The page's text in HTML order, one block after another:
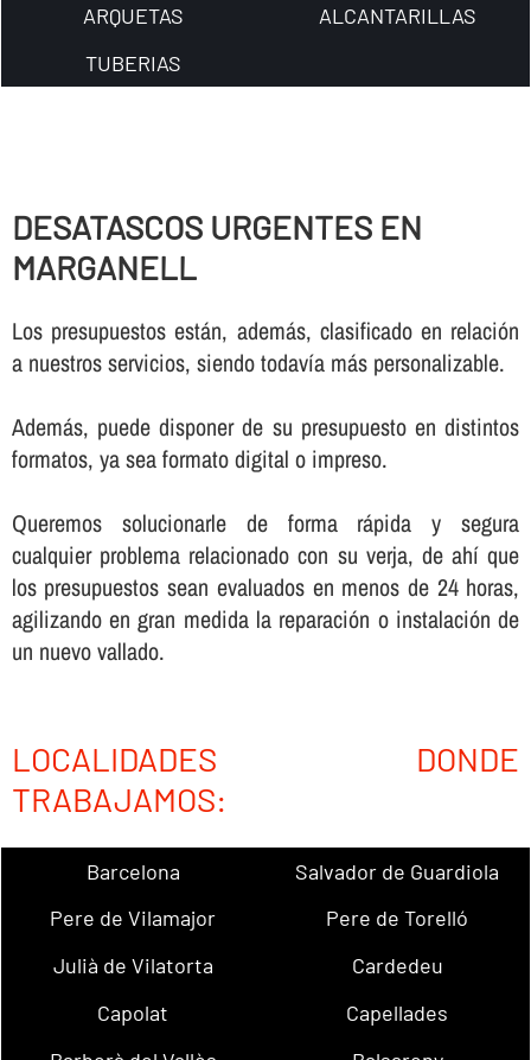
ARQUETAS
ALCANTARILLAS
TUBERIAS
DESATASCOS URGENTES EN
MARGANELL
Los presupuestos están, además, clasificado en relación
a nuestros servicios, siendo todaví­a más personalizable.
Además, puede disponer de su presupuesto en distintos
formatos, ya sea formato digital o impreso.
Queremos solucionarle de forma rápida y segura
cualquier problema relacionado con su verja, de ahí­ que
los presupuestos sean evaluados en menos de 24 horas,
agilizando en gran medida la reparación o instalación de
un nuevo vallado.
LOCALIDADES DONDE
TRABAJAMOS:
Barcelona
Salvador de Guardiola
Pere de Vilamajor
Pere de Torelló
Julià de Vilatorta
Cardedeu
Capolat
Capellades